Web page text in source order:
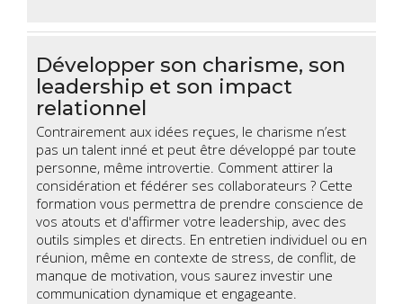
Développer son charisme, son
leadership et son impact
relationnel
Contrairement aux idées reçues, le charisme n’est
pas un talent inné et peut être développé par toute
personne, même introvertie. Comment attirer la
considération et fédérer ses collaborateurs ? Cette
formation vous permettra de prendre conscience de
vos atouts et d'affirmer votre leadership, avec des
outils simples et directs. En entretien individuel ou en
réunion, même en contexte de stress, de conflit, de
manque de motivation, vous saurez investir une
communication dynamique et engageante.